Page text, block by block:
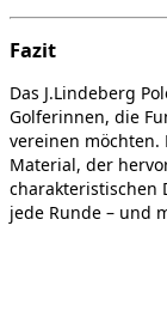
Fazit
Das J.Lindeberg
Golferinnen, die
vereinen
Material, der
charakteristischen
jede Runde – und